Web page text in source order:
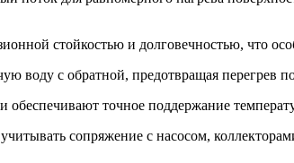
стойкостью и долговечностью, что
воду с обратной, предотвращая перегрев
точное поддержание
сопряжение с насосом,